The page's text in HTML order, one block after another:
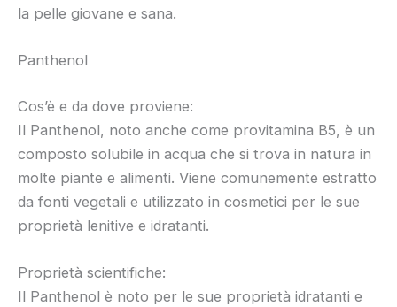
la pelle giovane e sana.
Panthenol
Cos’è e da dove proviene:
Il Panthenol, noto anche come provitamina B5, è un
composto solubile in acqua che si trova in natura in
molte piante e alimenti. Viene comunemente estratto
da fonti vegetali e utilizzato in cosmetici per le sue
proprietà lenitive e idratanti.
Proprietà scientifiche:
Il Panthenol è noto per le sue proprietà idratanti e